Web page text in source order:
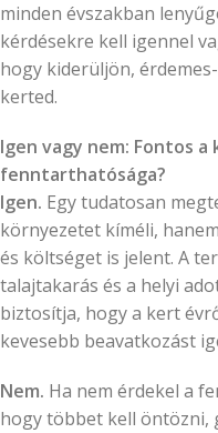
minden évszakban
kérdésekre kell igennel
hogy kiderüljön,
kerted.
Igen vagy nem: Fontos
fenntarthatósága?
Igen. Egy tudatosan
környezetet kíméli,
és költséget is jelent. A
talajtakarás és a helyi
biztosítja, hogy a kert
kevesebb beavatkozást
Nem. Ha nem érdekel a
hogy többet kell öntözni,